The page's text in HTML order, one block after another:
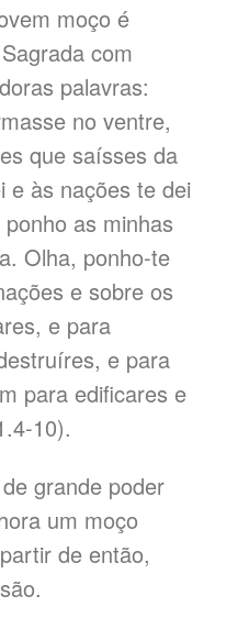
moço é
com
palavras:
no ventre,
que saísses da
e às nações te dei
as minhas
Olha, ponho-te
e sobre os
e para
e para
para edificares e
10).
grande poder
um moço
de então,